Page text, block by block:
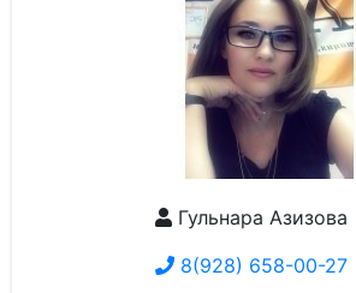
Гульнара Азизова
8(928) 658-00-27